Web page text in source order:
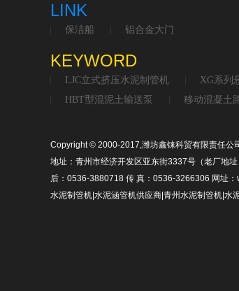
LINK
保洁船 铝合金大门
KEYWORD
LJC立式挤压水泥制管机 XG系列
HBT型混泥土输送泵
移动混凝土
Copyright © 2000-2017,潍坊鑫铼科贸有限责任公
地址：青州市经济开发区亚东街3337号（老厂地
后：0536-3880718 传 真：0536-3266306 网址
水泥制管机|水泥涵管机供应商|青州水泥制管机|水